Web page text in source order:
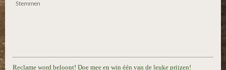
Stemmen
Reclame word beloont! Doe mee en win één van de leuke prijzen!